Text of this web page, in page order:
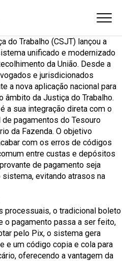
do Trabalho (CSJT) lançou a
unificado e modernizado
da União. Desde a
e jurisdicionados
a nova aplicação nacional para
âmbito da Justiça do Trabalho.
a sua integração direta com o
pagamentos do Tesouro
da Fazenda. O objetivo
com os erros de códigos
entre custas e depósitos
de pagamento seja
evitando atrasos na
processuais, o tradicional boleto
o pagamento passa a ser feito,
pelo Pix, o sistema gera
e um código copia e cola para
oferecendo a vantagem da